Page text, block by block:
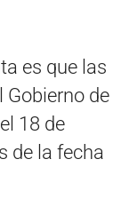
es que las
Gobierno de
18 de
de la fecha